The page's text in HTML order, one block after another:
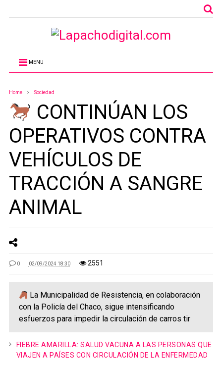
MENU
Home Sociedad
CONTINÚAN LOS
OPERATIVOS CONTRA
VEHÍCULOS DE
TRACCIÓN A SANGRE
ANIMAL
0 02/09/2024 18:30 2551
La Municipalidad de Resistencia, en colaboración
con la Policía del Chaco, sigue intensificando
esfuerzos para impedir la circulación de carros tir
FIEBRE AMARILLA: SALUD VACUNA A LAS PERSONAS QUE
VIAJEN A PAÍSES CON CIRCULACIÓN DE LA ENFERMEDAD